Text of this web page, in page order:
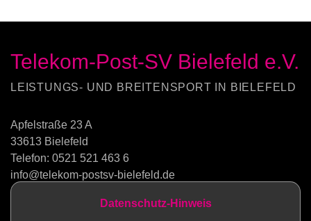
Telekom-Post-SV Bielefeld e.V.
LEISTUNGS- UND BREITENSPORT IN BIELEFELD
Apfelstraße 23 A
33613 Bielefeld
Telefon: 0521 521 463 6
info@telekom-postsv-bielefeld.de
Datenschutz-Hinweis